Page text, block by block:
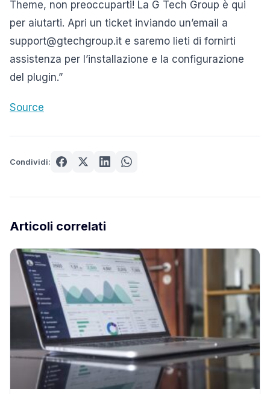
Theme, non preoccuparti! La G Tech Group è qui
per aiutarti. Apri un ticket inviando un’email a
support@gtechgroup.it e saremo lieti di fornirti
assistenza per l’installazione e la configurazione
del plugin.”
Source
Condividi:
Articoli correlati